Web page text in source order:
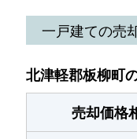
一戸建ての売
北津軽郡板柳町
売却価格